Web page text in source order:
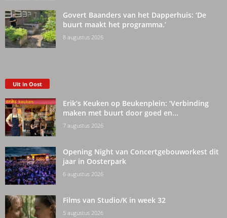
Govert Baanders van het Dapperhuis: ‘De
buurt maakt het programma.’
8 augustus 2026
Uit in Oost
Erik’s Keuken op Beukenplein: ‘Verbinding
maken met buurt door goed en...
7 augustus 2026
Opening Night van Concertgebouworkest dit
jaar in Oosterpark
6 augustus 2026
Films van Studio/K in week 32
5 augustus 2026